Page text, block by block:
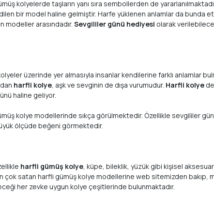
kolyelerde taşların yanı sıra sembollerden de
bir model haline gelmiştir. Harfe yüklenen anlamlar da bunda
arasındadır.Sevgililer günü hediyesi olarak
üzerinde yer almasıyla insanlar kendilerine farklı anlamlar
harfli kolye, aşk ve sevginin de dışa vurumudur. Harfli kolye
haline geliyor.
kolye modellerinde sıkça görülmektedir. Özellikle sevgililer
ölçüde beğeni görmektedir.
harfli gümüş kolye, küpe, bileklik, yüzük gibi kişisel
çok satan harfli gümüş kolye modellerine web sitemizden
her zevke uygun kolye çeşitlerinde bulunmaktadır.